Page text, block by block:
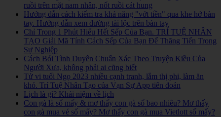
ruồi trên mặt nam nhân, nốt ruồi cát hung
Hướng dẫn cách kiểm tra khả năng "vớt tiền" qua khe hở bàn
tay. Hướng dẫn xem đường tài lộc trên bàn tay
Chỉ Trong 1 Phút Hiểu Hết Sếp Của Bạn. TRÍ TUỆ NHÂN
TẠO Giải Mã Tính Cách Sếp Của Bạn Để Thăng Tiến Trong
Sự Nghiệp
Cách Bói Tình Duyên Chuẩn Xác Theo Truyện Kiều Của
Người Xưa, không phải ai cũng biết
Tử vi tuổi Ngọ 2023 nhiều cạnh tranh, lắm thị phi, làm ăn
khó. Trí Tuệ Nhân Tạo của Vạn Sự App tiên đoán
Lịch là gì? Khái niệm về lịch
Con gà là số mấy & mơ thấy con gà số bao nhiêu? Mơ thấy
con gà mua vé số mấy? Mơ thấy con gà mua Vietlott số mấy?